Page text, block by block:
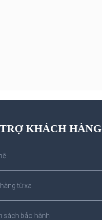
KHÁCH HÀNG
từ xa
sách bảo hành